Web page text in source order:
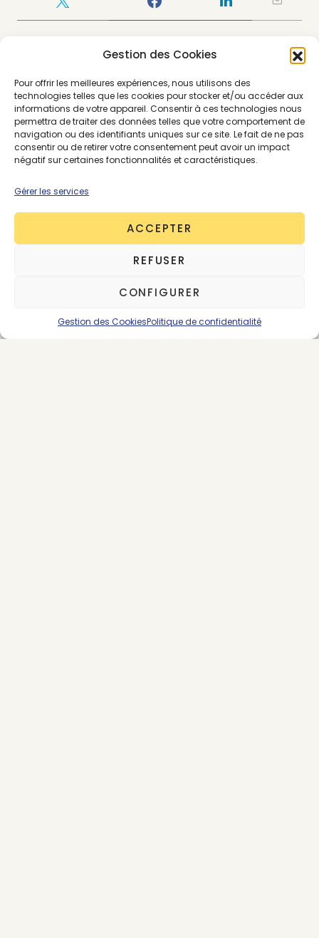
Gestion des Cookies
Pour offrir les meilleures expériences, nous utilisons des
technologies telles que les cookies pour stocker et/ou accéder aux
informations de votre appareil. Consentir à ces technologies nous
permettra de traiter des données telles que votre comportement de
navigation ou des identifiants uniques sur ce site. Le fait de ne pas
consentir ou de retirer votre consentement peut avoir un impact
négatif sur certaines fonctionnalités et caractéristiques.
Gérer les services
ACCEPTER
REFUSER
CONFIGURER
Gestion des CookiesPolitique de confidentialité
Renaud Petit